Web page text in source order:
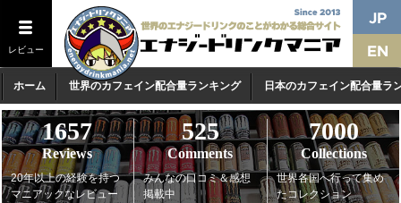
レビュー
ホーム 世界のカフェイン配合量ランキング 日本のカフェイン配合量ラ
1657
Reviews
20年以上の経験を持つ
マニアックなレビュー
525
Comments
みんなの口コミ＆感想
掲載中
7000
Collections
世界各国へ行って集め
たコレクション